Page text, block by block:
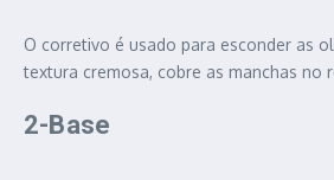
O corretivo é usado para esconder as
textura cremosa, cobre as manchas no
2-Base